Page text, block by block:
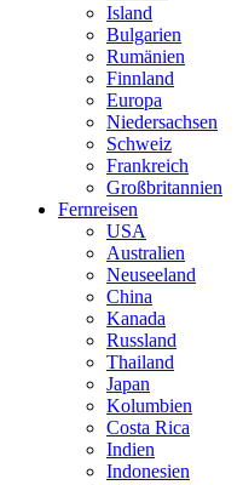
Island
Bulgarien
Rumänien
Finnland
Europa
Niedersachsen
Schweiz
Frankreich
Großbritannien
Fernreisen
USA
Australien
Neuseeland
China
Kanada
Russland
Thailand
Japan
Kolumbien
Costa Rica
Indien
Indonesien